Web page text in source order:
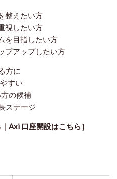
整えたい方
視したい方
を目指したい方
プアップしたい方
方に
すい
の候補
ステージ
Axi 口座開設はこちら］